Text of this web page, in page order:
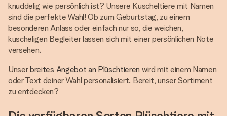
knuddelig wie persönlich ist? Unsere Kuscheltiere mit Namen
sind die perfekte Wahl! Ob zum Geburtstag, zu einem
besonderen Anlass oder einfach nur so, die weichen,
kuscheligen Begleiter lassen sich mit einer persönlichen Note
versehen.
Unserbreites Angebot an Plüschtieren wird mit einem Namen
oder Text deiner Wahl personalisiert. Bereit, unser Sortiment
zu entdecken?